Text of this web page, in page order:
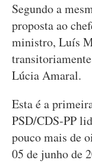
Segundo a
proposta ao
ministro, Luís
Lúcia Amaral.
Esta é a
PSD/CDS-PP
pouco mais de
05 de junho de